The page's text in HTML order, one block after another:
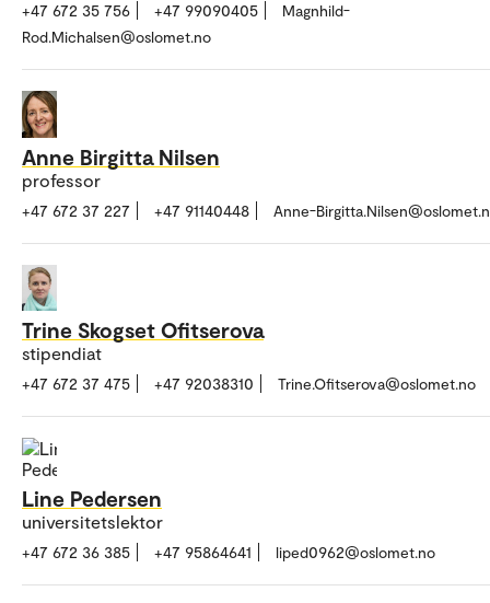
+47 672 35 756 +47 99090405
Magnhild-
Rod.Michalsen@oslomet.no
Anne Birgitta Nilsen
professor
+47 672 37 227 +47 91140448 Anne-
Trine Skogset Ofitserova
stipendiat
+47 672 37 475 +47 92038310 Trine.Ofitserova@oslomet.no
Line Pedersen
universitetslektor
+47 672 36 385 +47 95864641 liped0962@oslomet.no